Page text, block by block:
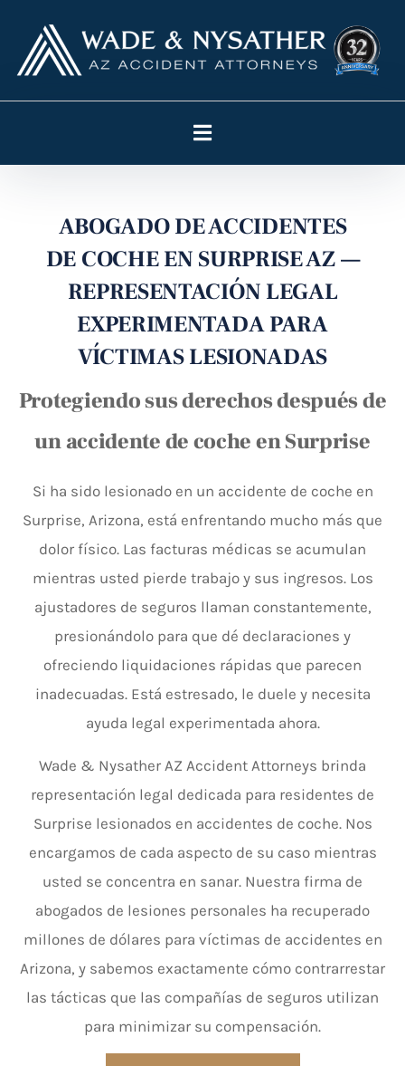
ABOGADO DE ACCIDENTES
DE COCHE EN SURPRISE AZ —
REPRESENTACIÓN LEGAL
EXPERIMENTADA PARA
VÍCTIMAS LESIONADAS
Protegiendo sus derechos después de
un accidente de coche en Surprise
Si ha sido lesionado en un accidente de coche en
Surprise, Arizona, está enfrentando mucho más que
dolor físico. Las facturas médicas se acumulan
mientras usted pierde trabajo y sus ingresos. Los
ajustadores de seguros llaman constantemente,
presionándolo para que dé declaraciones y
ofreciendo liquidaciones rápidas que parecen
inadecuadas. Está estresado, le duele y necesita
ayuda legal experimentada ahora.
Wade & Nysather AZ Accident Attorneys brinda
representación legal dedicada para residentes de
Surprise lesionados en accidentes de coche. Nos
encargamos de cada aspecto de su caso mientras
usted se concentra en sanar. Nuestra firma de
abogados de lesiones personales ha recuperado
millones de dólares para víctimas de accidentes en
Arizona, y sabemos exactamente cómo contrarrestar
las tácticas que las compañías de seguros utilizan
para minimizar su compensación.